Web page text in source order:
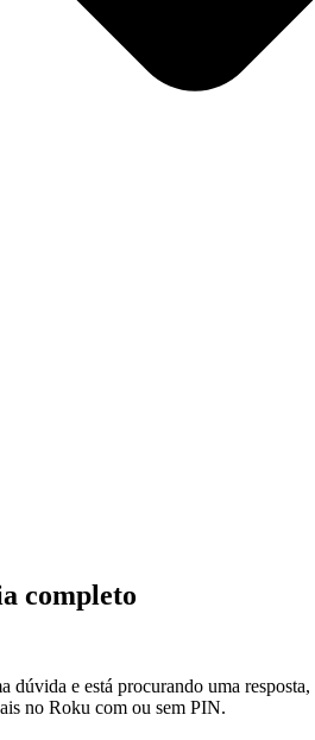
completo
dúvida e está procurando uma
no Roku com ou sem PIN.